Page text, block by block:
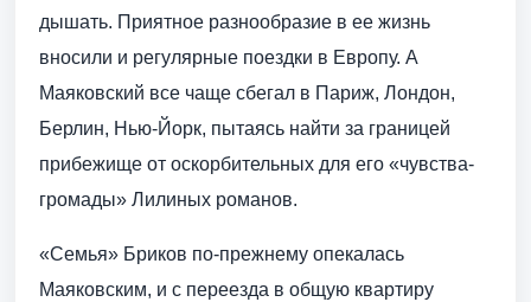
дышать. Приятное разнообразие в ее жизнь
вносили и регулярные поездки в Европу. А
Маяковский все чаще сбегал в Париж, Лондон,
Берлин, Нью-Йорк, пытаясь найти за границей
прибежище от оскорбительных для его «чувства-
громады» Лилиных романов.
«Семья» Бриков по-прежнему опекалась
Маяковским, и с переезда в общую квартиру